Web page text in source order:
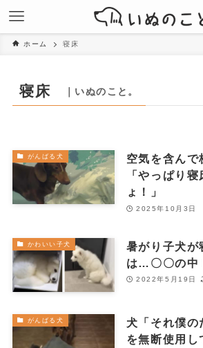
ホーム 寝床
寝床 ｜いぬのこと。
がんばる犬
空気を含んで
「やっぱり
ょ！」
2025年10月3日
かわいい子犬
暑がり子犬が
は…〇〇の中
2022年5月19日
がんばる犬
犬「それ僕の
を無断使用し